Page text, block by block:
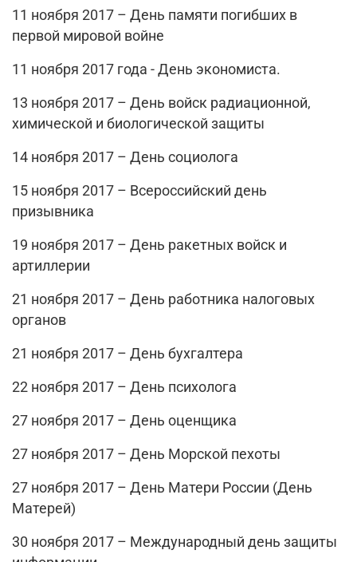
11 ноября 2017 – День памяти погибших в
первой мировой войне
11 ноября 2017 года - День экономиста.
13 ноября 2017 – День войск радиационной,
химической и биологической защиты
14 ноября 2017 – День социолога
15 ноября 2017 – Всероссийский день
призывника
19 ноября 2017 – День ракетных войск и
артиллерии
21 ноября 2017 – День работника налоговых
органов
21 ноября 2017 – День бухгалтера
22 ноября 2017 – День психолога
27 ноября 2017 – День оценщика
27 ноября 2017 – День Морской пехоты
27 ноября 2017 – День Матери России (День
Матерей)
30 ноября 2017 – Международный день защиты